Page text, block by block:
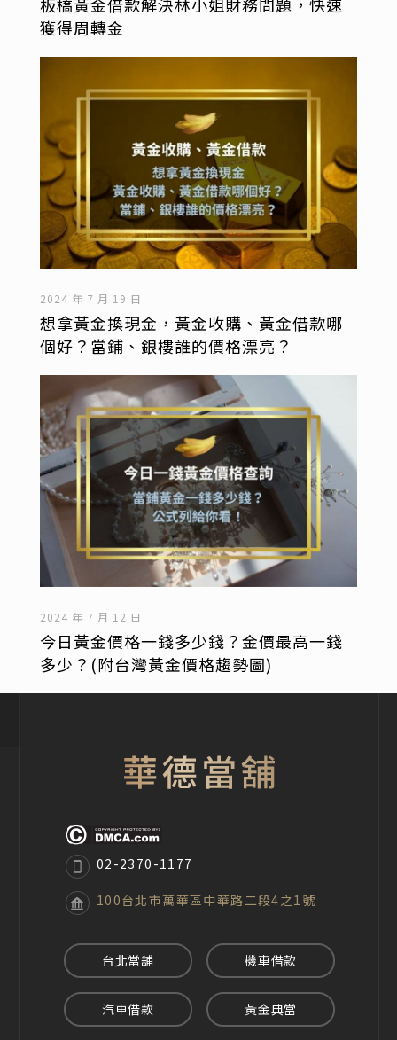
獲得周轉金
2024 年 7 月 19 日
想拿黃金換現金，黃金收購、黃金借款哪
個好？當鋪、銀樓誰的價格漂亮？
2024 年 7 月 12 日
今日黃金價格一錢多少錢？金價最高一錢
多少？(附台灣黃金價格趨勢圖)
台北當舖 機車借款
汽車借款 黃金典當
02-2370-1177
100台北市萬華區中華路二段4之1號